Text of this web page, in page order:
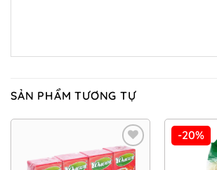
SẢN PHẨM TƯƠNG TỰ
Add to
-20%